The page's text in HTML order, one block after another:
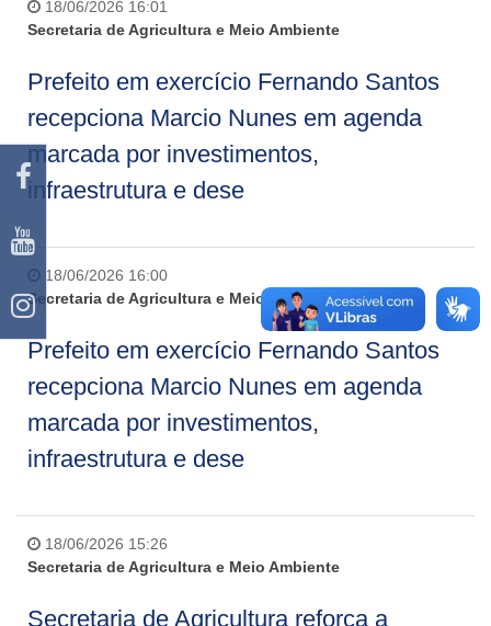
18/06/2026 16:01
Secretaria de Agricultura e Meio Ambiente
Prefeito em exercício Fernando Santos
recepciona Marcio Nunes em agenda
marcada por investimentos,
infraestrutura e dese
18/06/2026 16:00
Secretaria de Agricultura e Meio Ambiente
Prefeito em exercício Fernando Santos
recepciona Marcio Nunes em agenda
marcada por investimentos,
infraestrutura e dese
18/06/2026 15:26
Secretaria de Agricultura e Meio Ambiente
Secretaria de Agricultura reforça a